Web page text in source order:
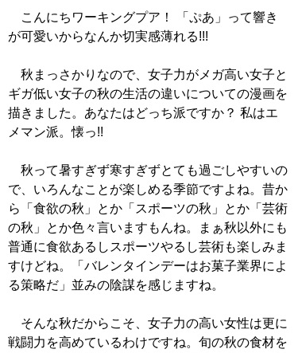
こんにちワーキングプア！ 「ぷあ」って響き
が可愛いからなんか切実感薄れる!!!
秋まっさかりなので、女子力がメガ高い女子と
ギガ低い女子の秋の生活の違いについての漫画を
描きました。あなたはどっち派ですか？ 私はエ
メマン派。懐っ!!
秋って暑すぎず寒すぎずとても過ごしやすいの
で、いろんなことが楽しめる季節ですよね。昔か
ら「食欲の秋」とか「スポーツの秋」とか「芸術
の秋」とか色々言いますもんね。まぁ秋以外にも
普通に食欲あるしスポーツやるし芸術も楽しみま
すけどね。「バレンタインデーはお菓子業界によ
る策略だ」並みの陰謀を感じますね。
そんな秋だからこそ、女子力の高い女性は更に
戦闘力を高めているわけですね。旬の秋の食材を